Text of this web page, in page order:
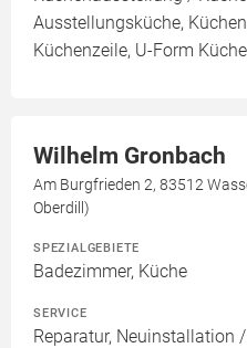
Ausstellungsküche,
Küchenzeile, U-Form
Wilhelm Gronbach
Am Burgfrieden 2, 83512
Oberdill)
SPEZIALGEBIETE
Badezimmer, Küche
SERVICE
Reparatur, Neuinstallation